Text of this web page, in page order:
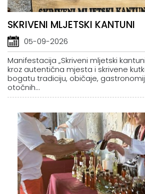
SKRIVENI MLJETSKI KANTUNI
05-09-2026
Manifestacija „Skriveni mljetski
kroz autentična mjesta i skrivene
bogatu tradiciju, običaje,
otočnih...